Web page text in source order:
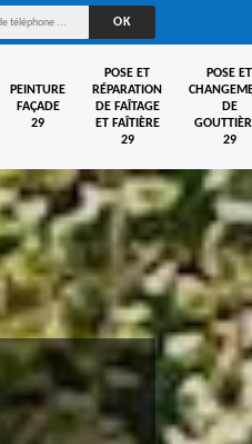
PEINTURE
FAÇADE
29
POSE ET
RÉPARATION
DE FAÎTAGE
ET FAÎTIÈRE
29
POSE ET
DE
29